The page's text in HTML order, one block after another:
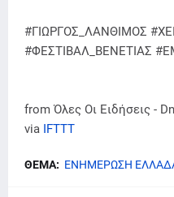
#ΓΙΩΡΓΟΣ_ΛΑΝΘΙΜΟΣ
#ΦΕΣΤΙΒΑΛ_ΒΕΝΕΤΙΑΣ
from Όλες Οι Ειδήσεις -
via IFTTT
ΘΕΜΑ: ΕΝΗΜΕΡΩΣΗ